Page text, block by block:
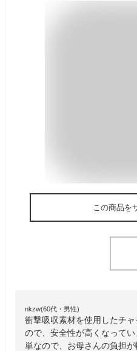
この商品を
nkzw(60代・男性)
衝撃吸収素材を使用したチ
ので、安全性が高くなって
単なので、お母さんの負担が